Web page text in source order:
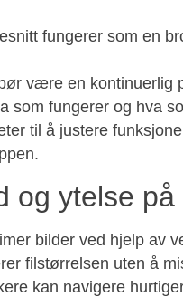
fungerer som en
være en kontinuerlig
som fungerer og hva
til å justere
og ytelse på
bilder ved hjelp av
filstørrelsen uten å
kan navigere